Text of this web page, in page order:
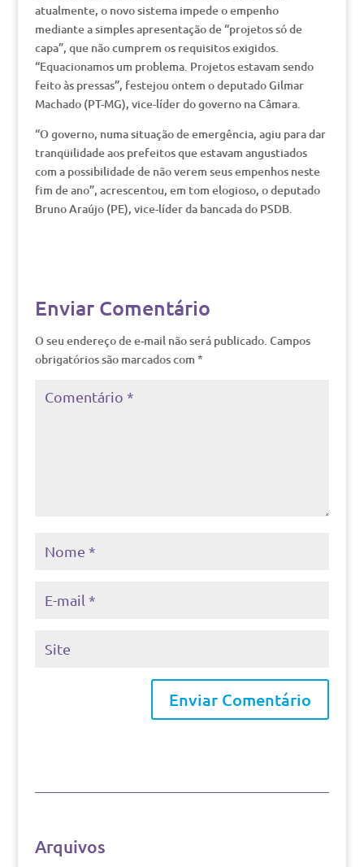
atualmente, o novo sistema impede o empenho
mediante a simples apresentação de “projetos só de
capa”, que não cumprem os requisitos exigidos.
“Equacionamos um problema. Projetos estavam sendo
feito às pressas”, festejou ontem o deputado Gilmar
Machado (PT-MG), vice-líder do governo na Câmara.
“O governo, numa situação de emergência, agiu para dar
tranqüilidade aos prefeitos que estavam angustiados
com a possibilidade de não verem seus empenhos neste
fim de ano”, acrescentou, em tom elogioso, o deputado
Bruno Araújo (PE), vice-líder da bancada do PSDB.
Enviar Comentário
O seu endereço de e-mail não será publicado. Campos
obrigatórios são marcados com *
Arquivos